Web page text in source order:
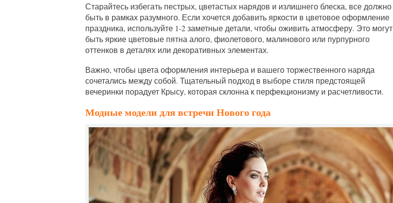
Старайтесь избегать пестрых, цветастых нарядов и излишнего блеска, все должно
быть в рамках разумного. Если хочется добавить яркости в цветовое оформление
праздника, используйте 1-2 заметные детали, чтобы оживить атмосферу. Это могут
быть яркие цветовые пятна алого, фиолетового, малинового или пурпурного
оттенков в деталях или декоративных элементах.
Важно, чтобы цвета оформления интерьера и вашего торжественного наряда
сочетались между собой. Тщательный подход в выборе стиля предстоящей
вечеринки порадует Крысу, которая склонна к перфекционизму и расчетливости.
Модные модели для встречи Нового года